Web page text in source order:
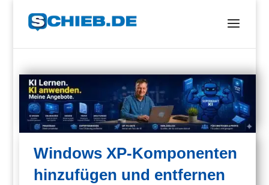
Windows XP-Komponenten
hinzufügen und entfernen